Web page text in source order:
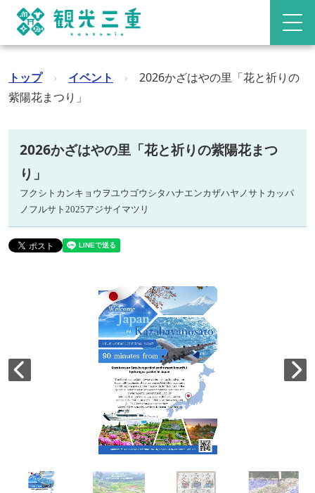
トップ › イベント ›
2026かざはやの里「花と祈りの
紫陽花まつり」
2026かざはやの里「花と祈りの紫陽花まつ
り」
フクシトカンキョウヲユウゴウシタハナエンカザハヤノサトカッパ
ノフルサト2025アジサイマツリ